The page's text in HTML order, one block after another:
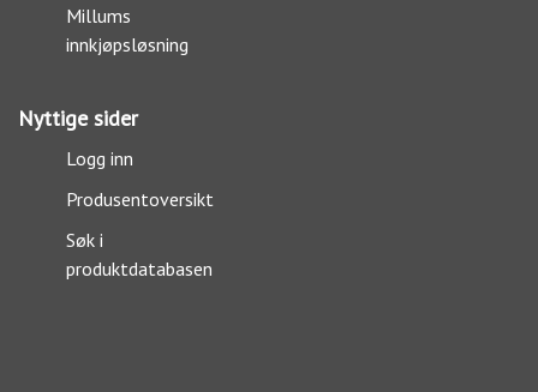
Millums
innkjøpsløsning
Nyttige sider
Logg inn
Produsentoversikt
Søk i
produktdatabasen